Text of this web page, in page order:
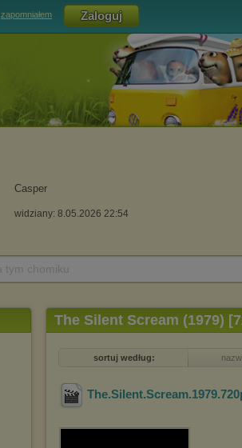
zapomniałem
Casper
widziany: 8.05.2026 22:54
The Silent Scream (1979)
sortuj według: